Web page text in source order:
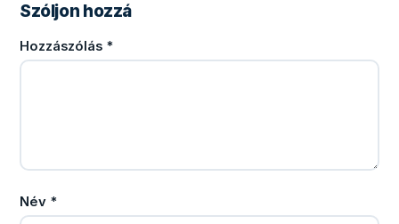
Szóljon hozzá
Hozzászólás *
Név *